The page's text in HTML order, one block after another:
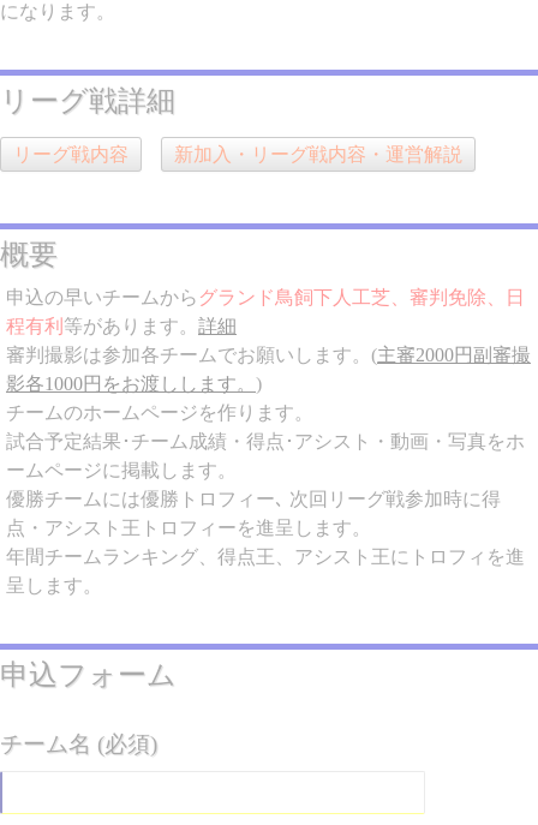
になります。
リーグ戦詳細
リーグ戦内容 新加入・リーグ戦内容・運営解説
概要
申込の早いチームから グランド鳥飼下人工芝、審判免除、日
程有利 等があります。 詳細
審判撮影は参加各チームでお願いします。(主審2000円副審撮
影各1000円をお渡しします。 )
チームのホームページを作ります。
試合予定結果･チーム成績・得点･アシスト・動画・写真をホ
ームページに掲載します。
優勝チームには優勝トロフィー､ 次回リーグ戦参加時に得
点・アシスト王トロフィーを進呈します。
年間チームランキング、得点王、アシスト王にトロフィを進
呈します。
申込フォーム
チーム名 (必須)